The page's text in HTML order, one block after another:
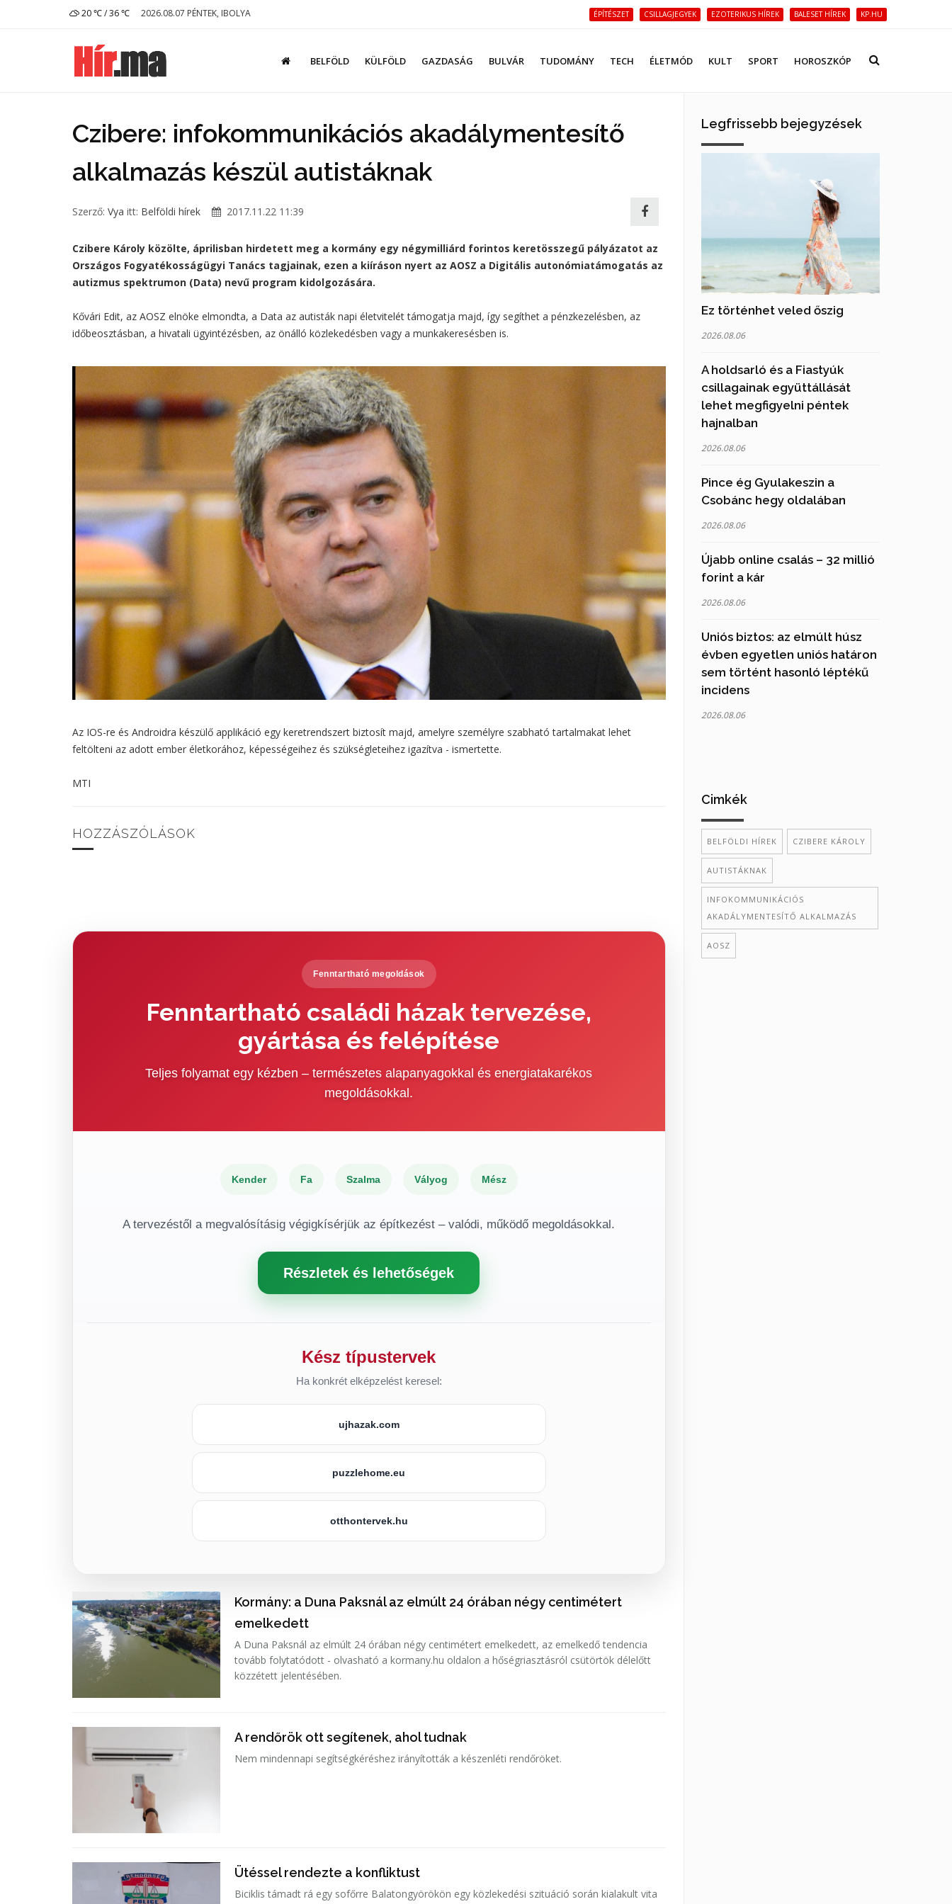
20 ℃ / 36 ℃ 2026.08.07 PÉNTEK, IBOLYA ÉPÍTÉSZET CSILLAGJEGYEK EZOTERIKUS HÍREK BALESET HÍREK KP.HU
BELFÖLD KÜLFÖLD GAZDASÁG BULVÁR TUDOMÁNY TECH ÉLETMÓD KULT SPORT HOROSZKÓP
Czibere: infokommunikációs akadálymentesítő
alkalmazás készül autistáknak
Szerző: Vya itt: Belföldi hírek 2017.11.22 11:39
Czibere Károly közölte, áprilisban hirdetett meg a kormány egy négymilliárd forintos keretösszegű pályázatot az
Országos Fogyatékosságügyi Tanács tagjainak, ezen a kiíráson nyert az AOSZ a Digitális autonómiatámogatás az
autizmus spektrumon (Data) nevű program kidolgozására.
Kővári Edit, az AOSZ elnöke elmondta, a Data az autisták napi életvitelét támogatja majd, így segíthet a pénzkezelésben, az
időbeosztásban, a hivatali ügyintézésben, az önálló közlekedésben vagy a munkakeresésben is.
Az IOS-re és Androidra készülő applikáció egy keretrendszert biztosít majd, amelyre személyre szabható tartalmakat lehet
feltölteni az adott ember életkorához, képességeihez és szükségleteihez igazítva - ismertette.
MTI
HOZZÁSZÓLÁSOK
Fenntartható megoldások
Fenntartható családi házak tervezése,
gyártása és felépítése
Teljes folyamat egy kézben – természetes alapanyagokkal és energiatakarékos
megoldásokkal.
Kender Fa Szalma Vályog Mész
A tervezéstől a megvalósításig végigkísérjük az építkezést – valódi, működő megoldásokkal.
Részletek és lehetőségek
Kész típustervek
Ha konkrét elképzelést keresel:
ujhazak.com
puzzlehome.eu
otthontervek.hu
Kormány: a Duna Paksnál az elmúlt 24 órában négy centimétert
emelkedett
A Duna Paksnál az elmúlt 24 órában négy centimétert emelkedett, az emelkedő tendencia
tovább folytatódott - olvasható a kormany.hu oldalon a hőségriasztásról csütörtök délelőtt
közzétett jelentésében.
A rendőrök ott segítenek, ahol tudnak
Nem mindennapi segítségkéréshez irányították a készenléti rendőröket.
Ütéssel rendezte a konfliktust
Biciklis támadt rá egy sofőrre Balatongyörökön egy közlekedési szituáció során kialakult vita
Legfrissebb bejegyzések
Ez történhet veled őszig
2026.08.06
A holdsarló és a Fiastyúk
csillagainak együttállását
lehet megfigyelni péntek
hajnalban
2026.08.06
Pince ég Gyulakeszin a
Csobánc hegy oldalában
2026.08.06
Újabb online csalás – 32 millió
forint a kár
2026.08.06
Uniós biztos: az elmúlt húsz
évben egyetlen uniós határon
sem történt hasonló léptékű
incidens
2026.08.06
Cimkék
BELFÖLDI HÍREK CZIBERE KÁROLY
AUTISTÁKNAK
INFOKOMMUNIKÁCIÓS
AKADÁLYMENTESÍTŐ ALKALMAZÁS
AOSZ